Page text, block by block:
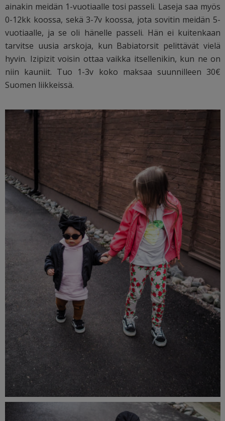
ainakin meidän 1-vuotiaalle tosi passeli. Laseja saa myös
0-12kk koossa, sekä 3-7v koossa, jota sovitin meidän 5-
vuotiaalle, ja se oli hänelle passeli. Hän ei kuitenkaan
tarvitse uusia arskoja, kun Babiatorsit pelittävät vielä
hyvin. Izipizit voisin ottaa vaikka itsellenikin, kun ne on
niin kauniit. Tuo 1-3v koko maksaa suunnilleen 30€
Suomen liikkeissä.